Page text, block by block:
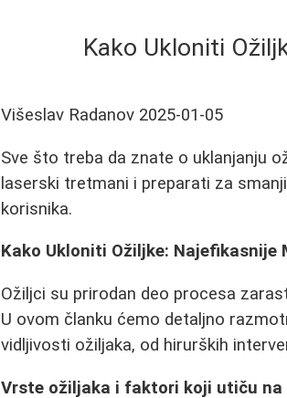
Kako Ukloniti
Višeslav Radanov 2025-01-05
Sve što treba da znate o uklanjanju
laserski tretmani i preparati za
korisnika.
Kako Ukloniti Ožiljke: Najefikasnije
Ožiljci su prirodan deo procesa
U ovom članku ćemo detaljno
vidljivosti ožiljaka, od hirurških
Vrste ožiljaka i faktori koji utiču na